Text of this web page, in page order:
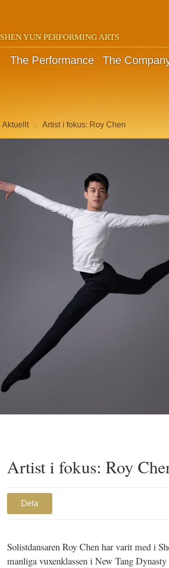
SHEN YUN PERFORMING ARTS
The Performance The
Aktuellt > Artist i fokus: Roy Chen
Artist i fokus: Roy
Dela
Solistdansaren Roy Chen har varit med i
manliga vuxenklassen i New Tang